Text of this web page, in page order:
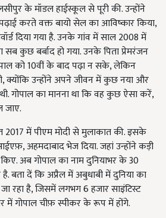
के मॉडल हाईस्कूल से पूरी की. उन्होंने
करते वक्त बायो सेल का आविष्कार किया,
दिया गया है. उनके गांव में साल 2008 में
कुछ बर्बाद हो गया. उनके पिता प्रेमरंजन
को 10वीं के बाद पढ़ा न सके, लेकिन
क्योंकि उन्होंने अपने जीवन में कुछ नया और
गोपाल का मानना था कि वह कुछ ऐसा करें,
जाए.
2017 में पीएम मोदी से मुलाकात की. इसके
अहमदाबाद भेज दिया. जहां उन्होंने कड़ी
अब गोपाल का नाम दुनियाभर के 30
बता दें कि अप्रैल में अबुधाबी में दुनिया का
रहा है, जिसमें लगभग 6 हजार साइंटिस्ट
में गोपाल चीफ़ स्पीकर के रूप में होंगे.